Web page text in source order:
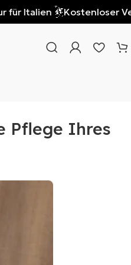
Kostenloser
Pflege Ihres